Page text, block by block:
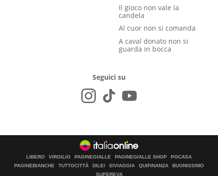
Il gioco non vale la
candela
Al cuor non si comanda
A caval donato non si
guarda in bocca
Seguici su
LIBERO VIRGILIO PAGINEGIALLE PAGINEGIALLE SHOP
PGCASA
PAGINEBIANCHE
TUTTOCITTÀ DILEI SIVIAGGIA QUIFINANZA
BUONISSIMO
SUPEREVA